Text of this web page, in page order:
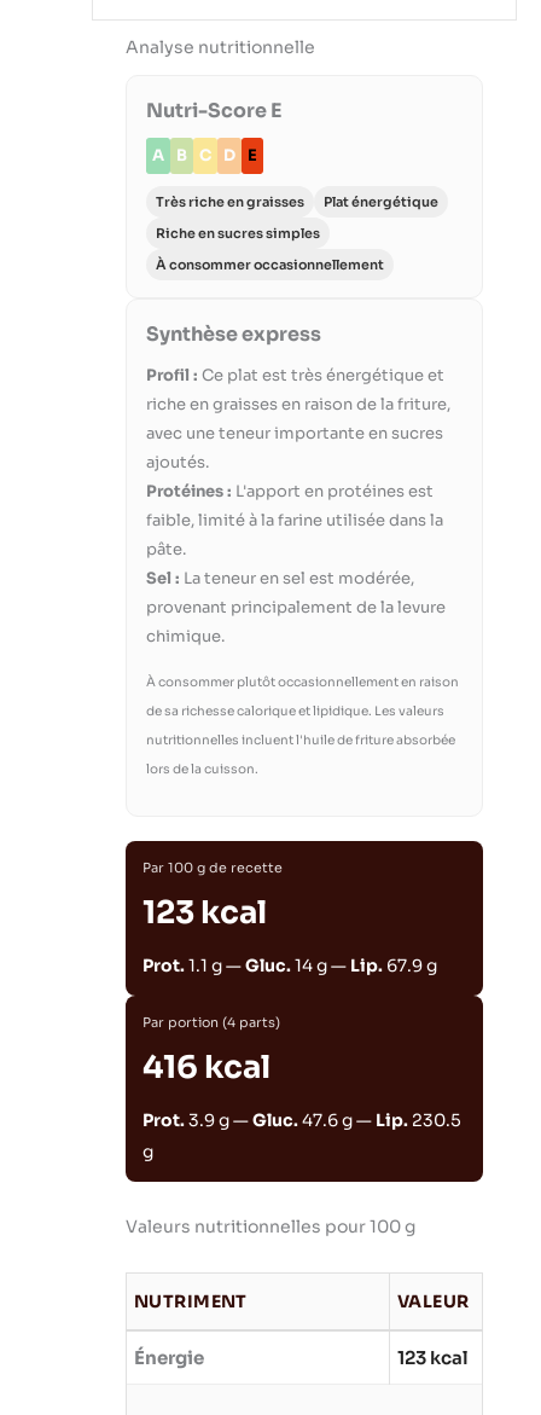
Analyse nutritionnelle
Nutri-Score E
A B C D E
Très riche en graisses
Plat énergétique
Riche en sucres simples
À consommer occasionnellement
Synthèse express
Profil : Ce plat est très énergétique et
riche en graisses en raison de la friture,
avec une teneur importante en sucres
ajoutés.
Protéines : L'apport en protéines est
faible, limité à la farine utilisée dans la
pâte.
Sel : La teneur en sel est modérée,
provenant principalement de la levure
chimique.
À consommer plutôt occasionnellement en raison
de sa richesse calorique et lipidique. Les valeurs
nutritionnelles incluent l'huile de friture absorbée
lors de la cuisson.
Par 100 g de recette
123 kcal
Prot.1.1 g —Gluc.14 g — Lip. 67.9 g
Par portion (4 parts)
416 kcal
Prot.3.9 g —Gluc.47.6 g — Lip. 230.5
g
Valeurs nutritionnelles pour 100 g
NUTRIMENT VALEUR
Énergie 123 kcal